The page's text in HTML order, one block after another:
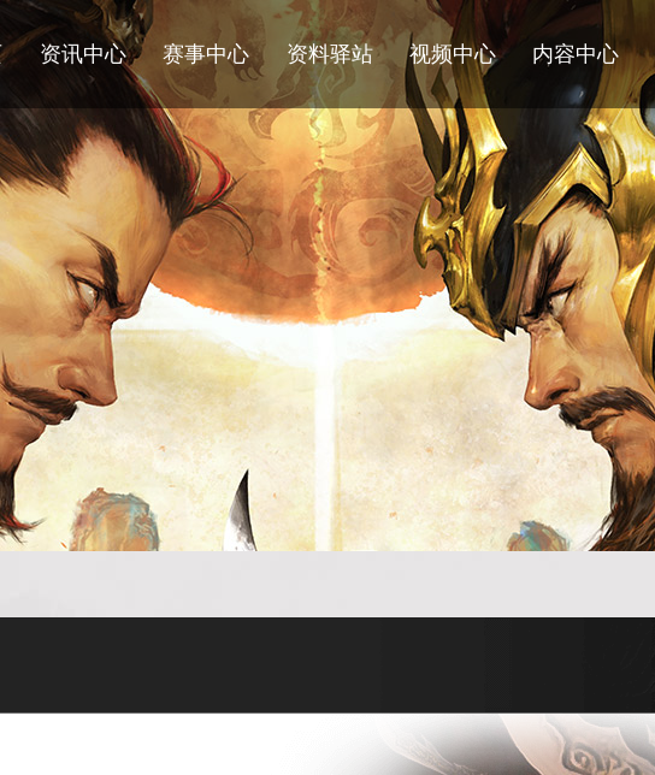
资讯中心 赛事中心 资料驿站 视频中心 内容中心